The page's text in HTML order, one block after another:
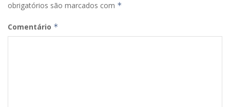
obrigatórios são marcados com *
Comentário *